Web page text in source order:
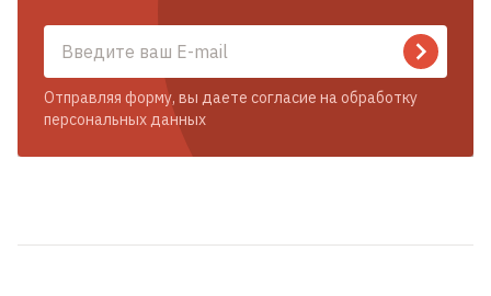
Отправляя форму, вы даете согласие на обработку
персональных данных